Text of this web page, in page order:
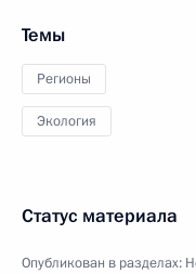
Темы
Регионы
Экология
Статус материала
Опубликован в разделах: